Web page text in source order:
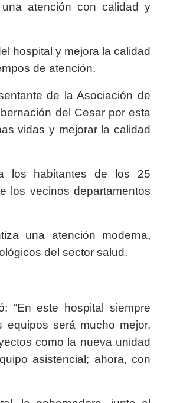
atención con calidad y
hospital y mejora la calidad
de atención.
de la Asociación de
del Cesar por esta
vidas y mejorar la calidad
los habitantes de los 25
los vecinos departamentos
una atención moderna,
del sector salud.
“En este hospital siempre
será mucho mejor.
como la nueva unidad
asistencial; ahora, con